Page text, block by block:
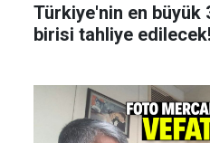
Türkiye'nin en büyük
birisi tahliye edilecek!